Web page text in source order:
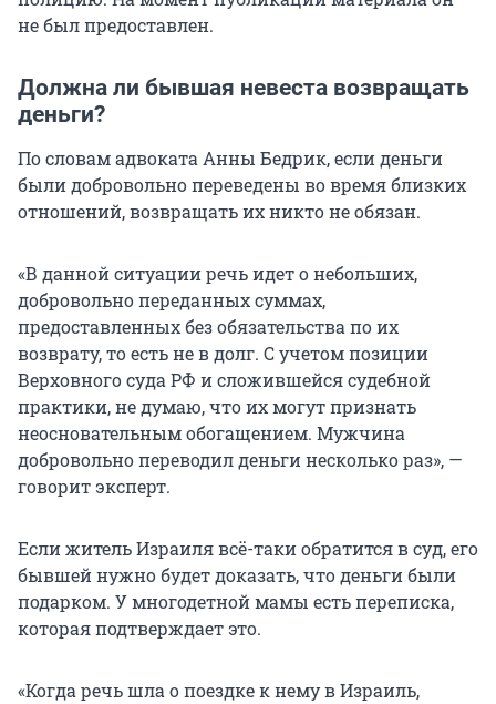
не был предоставлен.
Должна ли бывшая невеста возвращать
деньги?
По словам адвоката Анны Бедрик, если деньги
были добровольно переведены во время близких
отношений, возвращать их никто не обязан.
«В данной ситуации речь идет о небольших,
добровольно переданных суммах,
предоставленных без обязательства по их
возврату, то есть не в долг. С учетом позиции
Верховного суда РФ и сложившейся судебной
практики, не думаю, что их могут признать
неосновательным обогащением. Мужчина
добровольно переводил деньги несколько раз», —
говорит эксперт.
Если житель Израиля всё-таки обратится в суд, его
бывшей нужно будет доказать, что деньги были
подарком. У многодетной мамы есть переписка,
которая подтверждает это.
«Когда речь шла о поездке к нему в Израиль,